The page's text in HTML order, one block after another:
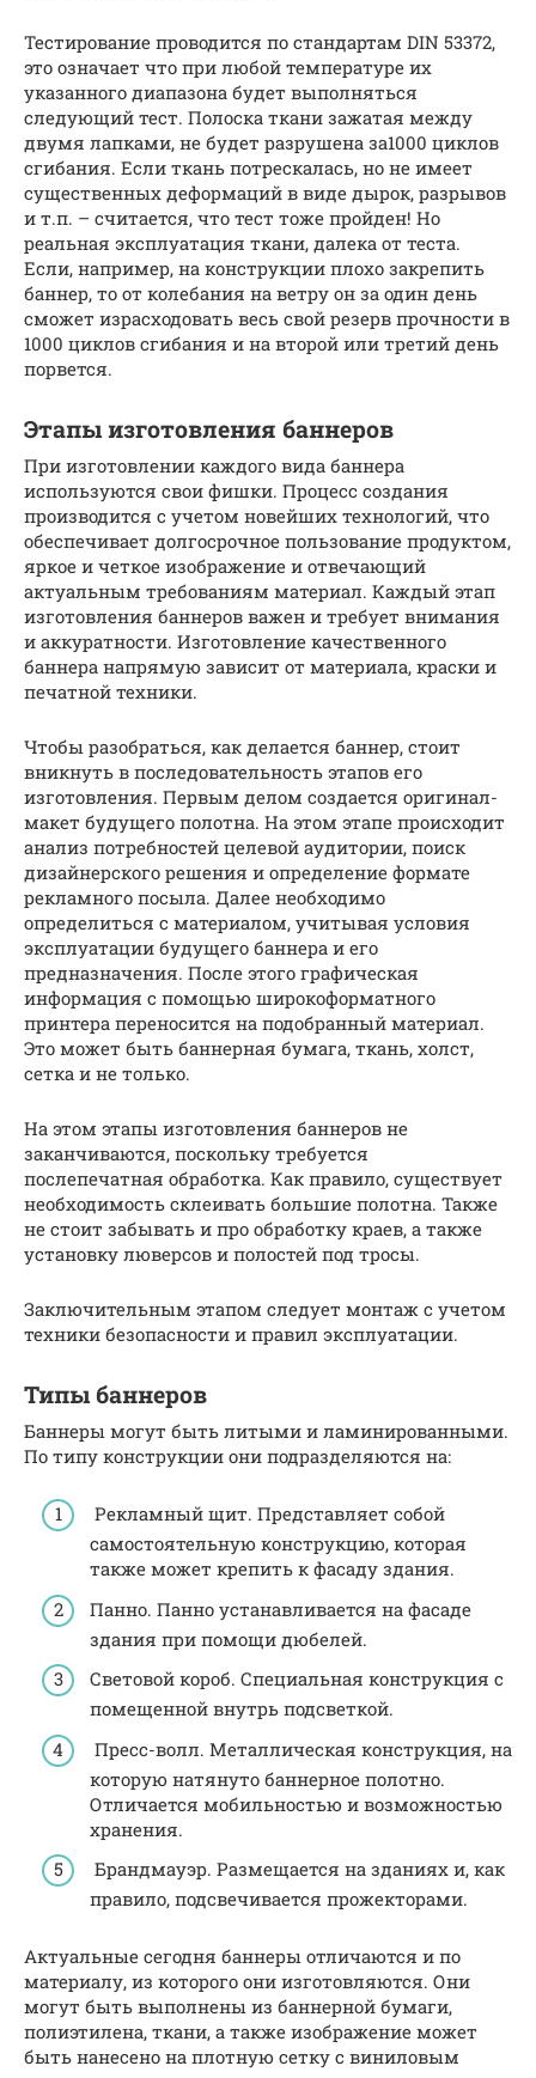
Тестирование проводится по стандартам DIN 53372,
это означает что при любой температуре их
указанного диапазона будет выполняться
следующий тест. Полоска ткани зажатая между
двумя лапками, не будет разрушена за1000 циклов
сгибания. Если ткань потрескалась, но не имеет
существенных деформаций в виде дырок, разрывов
и т.п. – считается, что тест тоже пройден! Но
реальная эксплуатация ткани, далека от теста.
Если, например, на конструкции плохо закрепить
баннер, то от колебания на ветру он за один день
сможет израсходовать весь свой резерв прочности в
1000 циклов сгибания и на второй или третий день
порвется.
Этапы изготовления баннеров
При изготовлении каждого вида баннера
используются свои фишки. Процесс создания
производится с учетом новейших технологий, что
обеспечивает долгосрочное пользование продуктом,
яркое и четкое изображение и отвечающий
актуальным требованиям материал. Каждый этап
изготовления баннеров важен и требует внимания
и аккуратности. Изготовление качественного
баннера напрямую зависит от материала, краски и
печатной техники.
Чтобы разобраться, как делается баннер, стоит
вникнуть в последовательность этапов его
изготовления. Первым делом создается оригинал-
макет будущего полотна. На этом этапе происходит
анализ потребностей целевой аудитории, поиск
дизайнерского решения и определение формате
рекламного посыла. Далее необходимо
определиться с материалом, учитывая условия
эксплуатации будущего баннера и его
предназначения. После этого графическая
информация с помощью широкоформатного
принтера переносится на подобранный материал.
Это может быть баннерная бумага, ткань, холст,
сетка и не только.
На этом этапы изготовления баннеров не
заканчиваются, поскольку требуется
послепечатная обработка. Как правило, существует
необходимость склеивать большие полотна. Также
не стоит забывать и про обработку краев, а также
установку люверсов и полостей под тросы.
Заключительным этапом следует монтаж с учетом
техники безопасности и правил эксплуатации.
Типы баннеров
Баннеры могут быть литыми и ламинированными.
По типу конструкции они подразделяются на:
Рекламный щит. Представляет собой
самостоятельную конструкцию, которая
также может крепить к фасаду здания.
Панно. Панно устанавливается на фасаде
здания при помощи дюбелей.
Световой короб. Специальная конструкция с
помещенной внутрь подсветкой.
Пресс-волл. Металлическая конструкция, на
которую натянуто баннерное полотно.
Отличается мобильностью и возможностью
хранения.
Брандмауэр. Размещается на зданиях и, как
правило, подсвечивается прожекторами.
Актуальные сегодня баннеры отличаются и по
материалу, из которого они изготовляются. Они
могут быть выполнены из баннерной бумаги,
полиэтилена, ткани, а также изображение может
быть нанесено на плотную сетку с виниловым